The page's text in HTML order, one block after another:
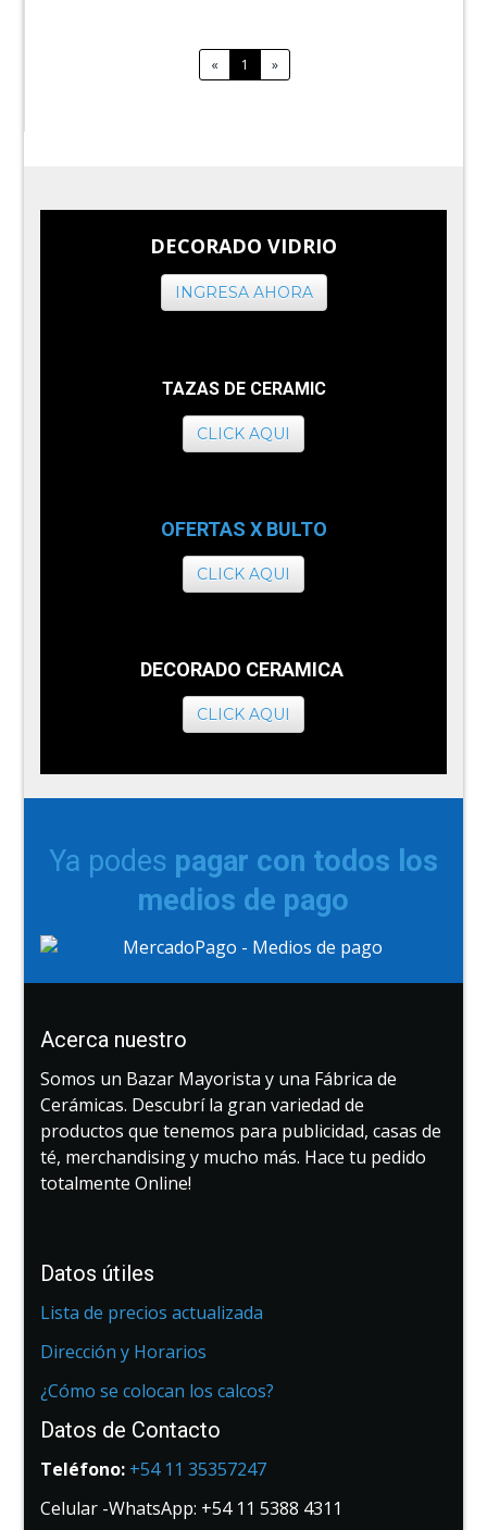
« 1 »
DECORADO VIDRIO
INGRESA AHORA
TAZAS DE CERAMIC
CLICK AQUI
OFERTAS X BULTO
CLICK AQUI
DECORADO CERAMICA
CLICK AQUI
Ya podes pagar con todos los
medios de pago
Acerca nuestro
Somos un Bazar Mayorista y una Fábrica de
Cerámicas. Descubrí la gran variedad de
productos que tenemos para publicidad, casas de
té, merchandising y mucho más. Hace tu pedido
totalmente Online!
Datos útiles
Lista de precios actualizada
Dirección y Horarios
¿Cómo se colocan los calcos?
Datos de Contacto
Teléfono: +54 11 35357247
Celular -WhatsApp: +54 11 5388 4311